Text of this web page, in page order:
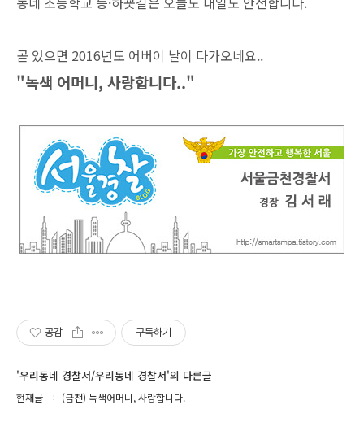
곧 있으면 2016년도 어버이 날이 다가오네요..
"녹색 어머니, 사랑합니다.."
공감 구독하기
'우리동네 경찰서/우리동네 경찰서'의 다른글
현재글 (금천) 녹색어머니, 사랑합니다.